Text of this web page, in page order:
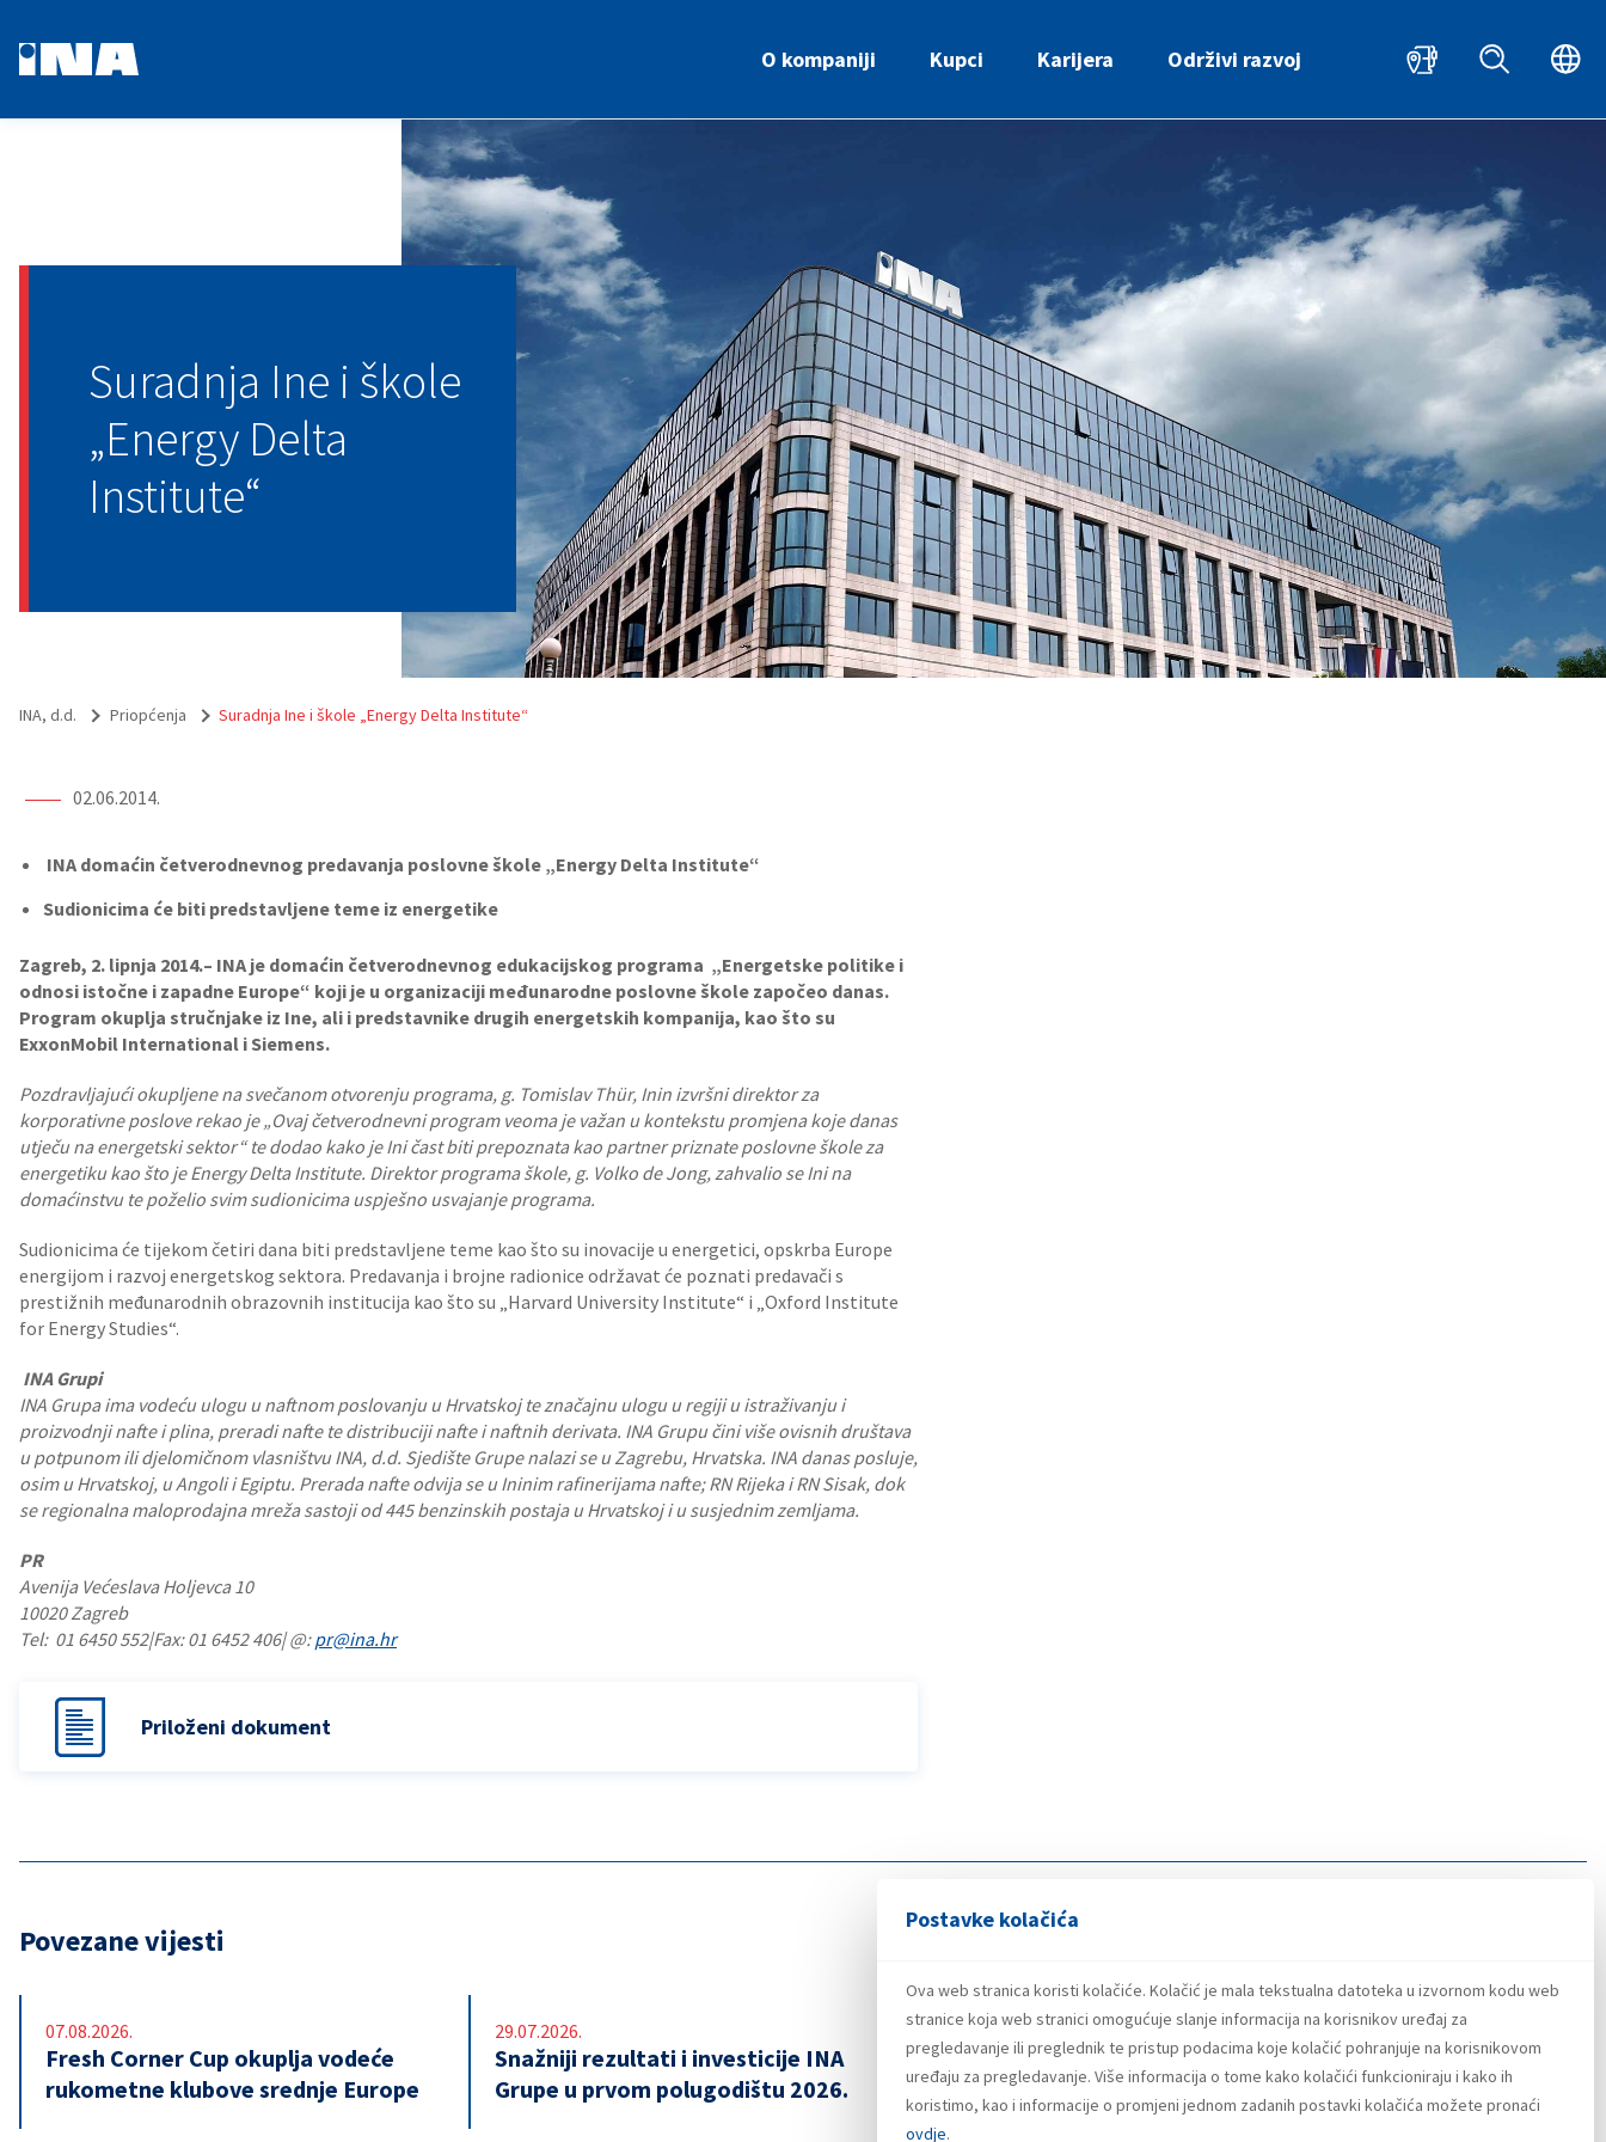
Postavke kolačića
Ova web stranica koristi kolačiće. Kolačić je mala tekstualna datoteka u izvornom kodu web
stranice koja web stranici omogućuje slanje informacija na korisnikov uređaj za
pregledavanje ili preglednik te pristup podacima koje kolačić pohranjuje na korisnikovom
uređaju za pregledavanje. Više informacija o tome kako kolačići funkcioniraju i kako ih
koristimo, kao i informacije o promjeni jednom zadanih postavki kolačića možete pronaći
ovdje.
O kompaniji Kupci Karijera Održivi razvoj
Suradnja Ine i škole
„Energy Delta
Institute“
INA, d.d. Priopćenja Suradnja Ine i škole „Energy Delta Institute“
02.06.2014.
INA domaćin četverodnevnog predavanja poslovne škole „Energy Delta Institute“
Sudionicima će biti predstavljene teme iz energetike
Zagreb, 2. lipnja 2014.– INA je domaćin četverodnevnog edukacijskog programa „Energetske politike i
odnosi istočne i zapadne Europe“ koji je u organizaciji međunarodne poslovne škole započeo danas.
Program okuplja stručnjake iz Ine, ali i predstavnike drugih energetskih kompanija, kao što su
ExxonMobil International i Siemens.
Pozdravljajući okupljene na svečanom otvorenju programa, g. Tomislav Thür, Inin izvršni direktor za
korporativne poslove rekao je „Ovaj četverodnevni program veoma je važan u kontekstu promjena koje danas
utječu na energetski sektor“ te dodao kako je Ini čast biti prepoznata kao partner priznate poslovne škole za
energetiku kao što je Energy Delta Institute. Direktor programa škole, g. Volko de Jong, zahvalio se Ini na
domaćinstvu te poželio svim sudionicima uspješno usvajanje programa.
Sudionicima će tijekom četiri dana biti predstavljene teme kao što su inovacije u energetici, opskrba Europe
energijom i razvoj energetskog sektora. Predavanja i brojne radionice održavat će poznati predavači s
prestižnih međunarodnih obrazovnih institucija kao što su „Harvard University Institute“ i „Oxford Institute
for Energy Studies“.
INA Grupi
INA Grupa ima vodeću ulogu u naftnom poslovanju u Hrvatskoj te značajnu ulogu u regiji u istraživanju i
proizvodnji nafte i plina, preradi nafte te distribuciji nafte i naftnih derivata. INA Grupu čini više ovisnih društava
u potpunom ili djelomičnom vlasništvu INA, d.d. Sjedište Grupe nalazi se u Zagrebu, Hrvatska. INA danas posluje,
osim u Hrvatskoj, u Angoli i Egiptu. Prerada nafte odvija se u Ininim rafinerijama nafte; RN Rijeka i RN Sisak, dok
se regionalna maloprodajna mreža sastoji od 445 benzinskih postaja u Hrvatskoj i u susjednim zemljama.
PR
Avenija Većeslava Holjevca 10
10020 Zagreb
Tel: 01 6450 552|Fax: 01 6452 406| @:pr@ina.hr
Priloženi dokument
Povezane vijesti
07.08.2026.
Fresh Corner Cup okuplja vodeće
rukometne klubove srednje Europe
29.07.2026.
Snažniji rezultati i investicije INA
Grupe u prvom polugodištu 2026.